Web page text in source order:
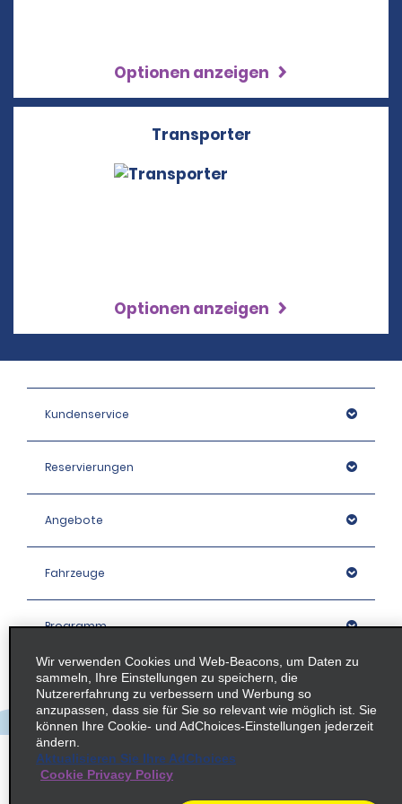
Optionen anzeigen
Transporter
Optionen anzeigen
Kundenservice
Reservierungen
Angebote
Fahrzeuge
Programm
Unternehmen
Stationen
Policies / Sitemap
Wir verwenden Cookies und Web-Beacons, um Daten zu
sammeln, Ihre Einstellungen zu speichern, die
Nutzererfahrung zu verbessern und Werbung so
anzupassen, dass sie für Sie so relevant wie möglich ist. Sie
können Ihre Cookie- und AdChoices-Einstellungen jederzeit
ändern.
Aktualisieren Sie Ihre AdChoices
Cookie Privacy Policy